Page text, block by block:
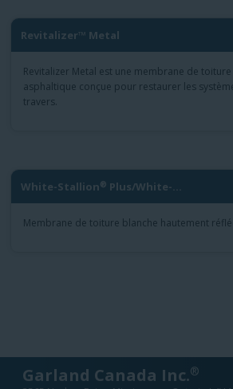
Revitalizer™ Metal
Revitalizer Metal est une membrane de
asphaltique conçue pour restaurer les
travers.
White-Stallion® Plus/White-...
Membrane de toiture blanche hautement
Garland Canada Inc.®